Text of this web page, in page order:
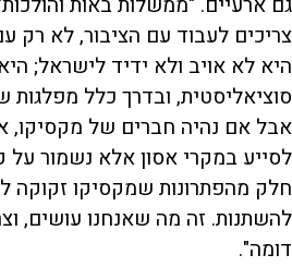
צריכים לעבוד עם הציבור, לא רק
היא לא אויב ולא ידיד לישראל;
סוציאליסטית, ובדרך כלל
אבל אם נהיה חברים של מקסיקו,
לסייע במקרי אסון אלא נשמור על
חלק מהפתרונות שמקסיקו זקוקה
להשתנות. זה מה שאנחנו עושים,
דומה".